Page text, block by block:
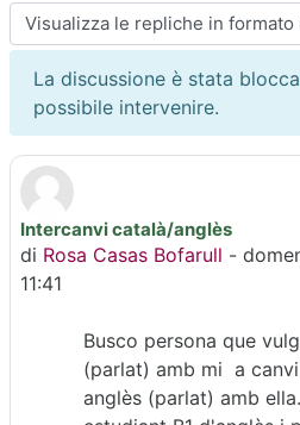
Modalità visualizzazione
La discussione è stata
possibile intervenire.
Intercanvi català/anglès
di Rosa Casas Bofarull -
11:41
Numero di risposte: 0
Busco persona que
(parlat) amb mi a
anglès (parlat) amb